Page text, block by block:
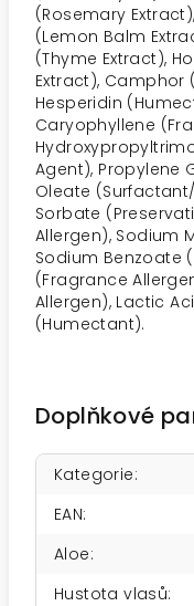
(Rosemary
(Lemon Balm
(Thyme Extract),
Extract), Camphor
Hesperidin
Caryophyllene
Agent), Propylene
Oleate
Sorbate
Allergen), Sodium
Sodium Benzoate
(Fragrance
Allergen), Lactic
(Humectant).
Doplňkové
Kategorie:
EAN:
Aloe:
Hustota vlasů: